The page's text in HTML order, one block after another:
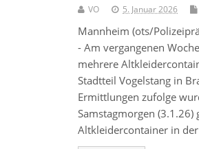
VO 5. Januar 2026
Mannheim (ots/
- Am vergangenen
mehrere
Stadtteil Vogelstang in
Ermittlungen zufolge
Samstagmorgen (3.1.26)
Altkleidercontainer in